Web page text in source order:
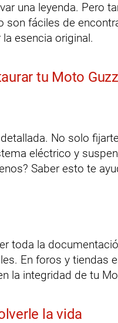
una leyenda. Pero
son fáciles de
esencia original.
tu Moto
No solo
eléctrico y
Saber esto te
toda la
En foros y tiendas
la integridad de tu
la vida